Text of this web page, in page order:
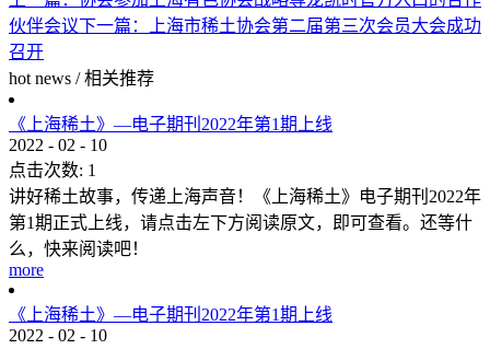
伙伴会议下一篇：
上海市稀土协会第二届第三次会员大会成功
召开
hot news / 相关推荐
《上海稀土》—电子期刊2022年第1期上线
2022 - 02 - 10
点击次数: 1
讲好稀土故事，传递上海声音！《上海稀土》电子期刊2022年
第1期正式上线，请点击左下方阅读原文，即可查看。还等什
么，快来阅读吧！
more
《上海稀土》—电子期刊2022年第1期上线
2022 - 02 - 10